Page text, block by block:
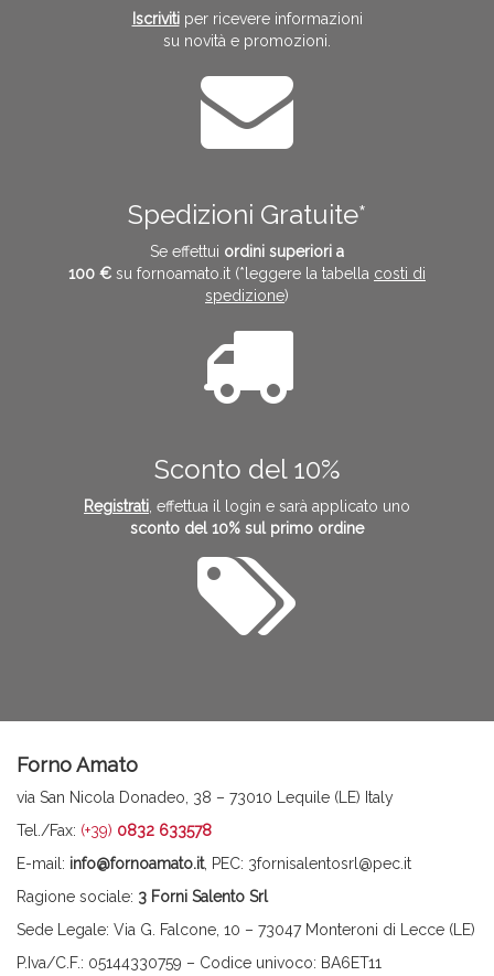
Iscrivitiper ricevere informazioni
su novità e promozioni.
Spedizioni Gratuite*
Se effettui ordini superiori a
100 € su fornoamato.it (*leggere la tabella costi di
spedizione)
Sconto del 10%
Registrati, effettua il login e sarà applicato uno
sconto del 10% sul primo ordine
Forno Amato
via San Nicola Donadeo, 38 – 73010 Lequile (LE) Italy
Tel./Fax: (+39) 0832 633578
E-mail: info@fornoamato.it, PEC: 3fornisalentosrl@pec.it
Ragione sociale: 3 Forni Salento Srl
Sede Legale: Via G. Falcone, 10 – 73047 Monteroni di Lecce (LE)
P.Iva/C.F.: 05144330759 – Codice univoco: BA6ET11